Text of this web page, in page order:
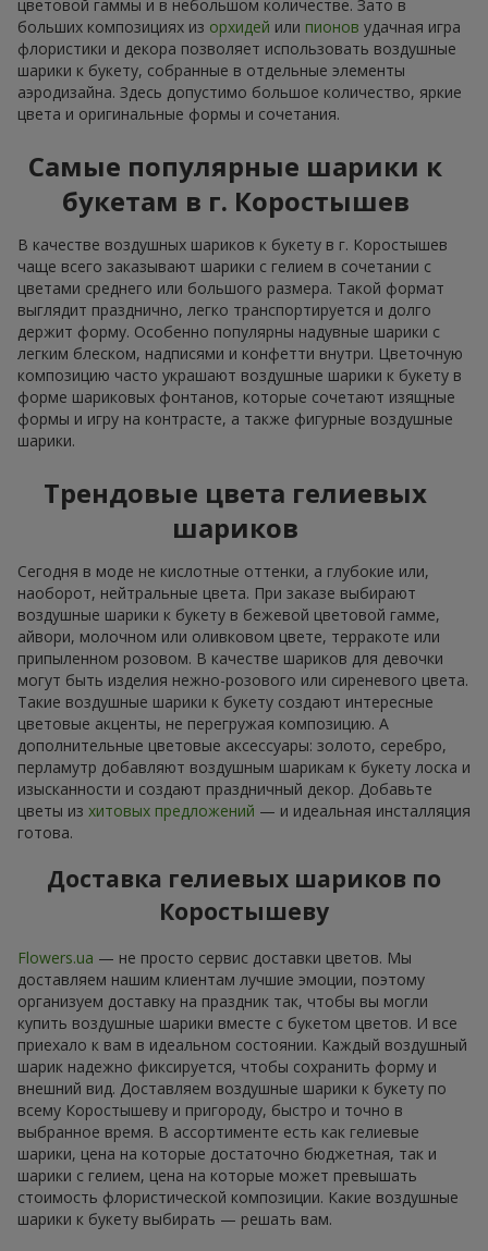
цветовой гаммы и в небольшом количестве. Зато в
больших композициях из орхидей или пионов удачная игра
флористики и декора позволяет использовать воздушные
шарики к букету, собранные в отдельные элементы
аэродизайна. Здесь допустимо большое количество, яркие
цвета и оригинальные формы и сочетания.
Самые популярные шарики к
букетам в г. Коростышев
В качестве воздушных шариков к букету в г. Коростышев
чаще всего заказывают шарики с гелием в сочетании с
цветами среднего или большого размера. Такой формат
выглядит празднично, легко транспортируется и долго
держит форму. Особенно популярны надувные шарики с
легким блеском, надписями и конфетти внутри. Цветочную
композицию часто украшают воздушные шарики к букету в
форме шариковых фонтанов, которые сочетают изящные
формы и игру на контрасте, а также фигурные воздушные
шарики.
Трендовые цвета гелиевых
шариков
Сегодня в моде не кислотные оттенки, а глубокие или,
наоборот, нейтральные цвета. При заказе выбирают
воздушные шарики к букету в бежевой цветовой гамме,
айвори, молочном или оливковом цвете, терракоте или
припыленном розовом. В качестве шариков для девочки
могут быть изделия нежно-розового или сиреневого цвета.
Такие воздушные шарики к букету создают интересные
цветовые акценты, не перегружая композицию. А
дополнительные цветовые аксессуары: золото, серебро,
перламутр добавляют воздушным шарикам к букету лоска и
изысканности и создают праздничный декор. Добавьте
цветы из хитовых предложений — и идеальная инсталляция
готова.
Доставка гелиевых шариков по
Коростышеву
Flowers.ua — не просто сервис доставки цветов. Мы
доставляем нашим клиентам лучшие эмоции, поэтому
организуем доставку на праздник так, чтобы вы могли
купить воздушные шарики вместе с букетом цветов. И все
приехало к вам в идеальном состоянии. Каждый воздушный
шарик надежно фиксируется, чтобы сохранить форму и
внешний вид. Доставляем воздушные шарики к букету по
всему Коростышеву и пригороду, быстро и точно в
выбранное время. В ассортименте есть как гелиевые
шарики, цена на которые достаточно бюджетная, так и
шарики с гелием, цена на которые может превышать
стоимость флористической композиции. Какие воздушные
шарики к букету выбирать — решать вам.